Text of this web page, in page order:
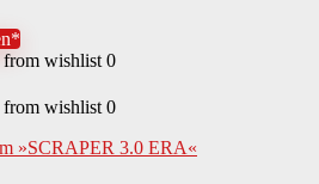
from wishlist 0
from wishlist 0